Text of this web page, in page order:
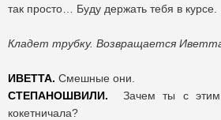
так просто… Буду держать тебя в курсе.
Кладет трубку. Возвращается
ИВЕТТА. Смешные они.
СТЕПАНОШВИЛИ. Зачем ты с этим
кокетничала?